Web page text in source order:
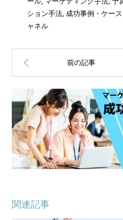
ション手法,成功事例・ケー
ャネル
関連記事